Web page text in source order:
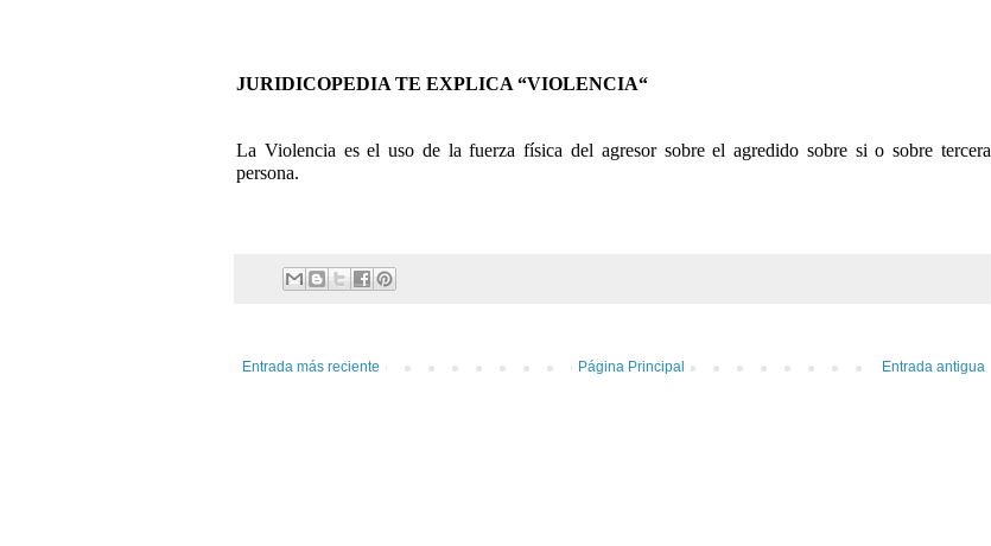
JURIDICOPEDIA TE EXPLICA “VIOLENCIA“
La Violencia es el uso de la fuerza física del agresor sobre el agredido sobre si o sobre tercera
persona.
Entrada más reciente Entrada antigua
Página Principal